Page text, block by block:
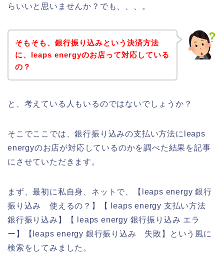
らいいと思いませんか？でも、、、。
そもそも、銀行振り込みという決済方法
に、leaps energyのお店って対応している
の？
と、考えている人もいるのではないでしょうか？
そこでここでは、銀行振り込みの支払い方法にleaps
energyのお店が対応しているのかを調べた結果を記事
にさせていただきます。
まず、最初に私自身、ネットで、【leaps energy 銀行
振り込み 使えるの？】【 leaps energy 支払い方法
銀行振り込み】【 leaps energy 銀行振り込み エラ
ー】【leaps energy 銀行振り込み 失敗】という風に
検索をしてみました。